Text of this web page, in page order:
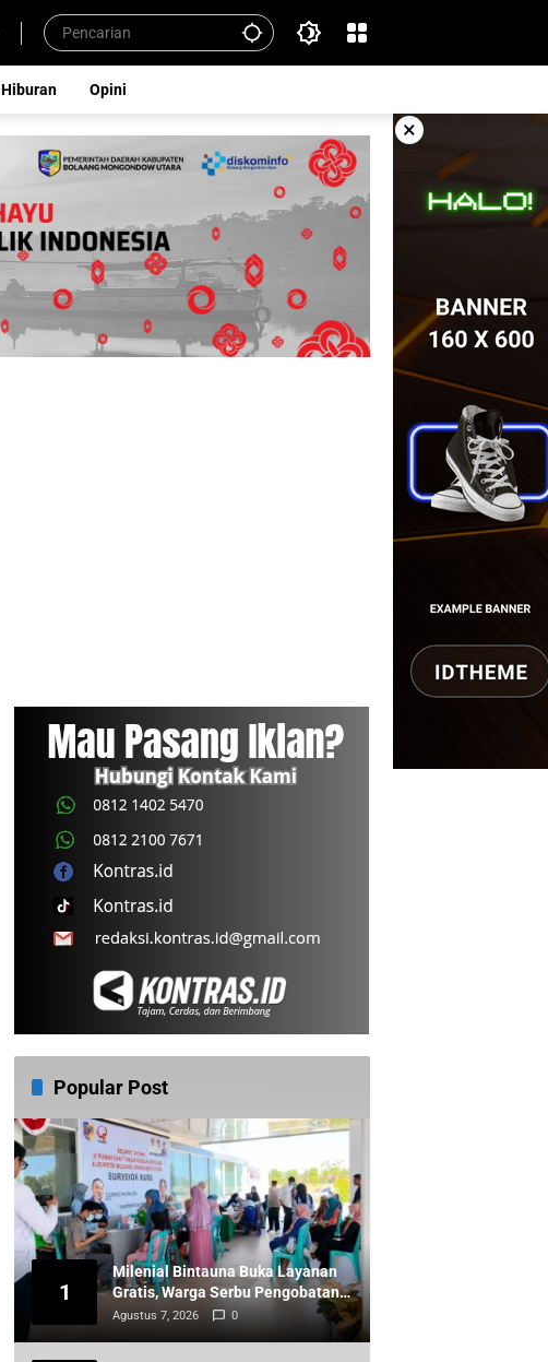
Hiburan Opini
×
Popular Post
1
Milenial Bintauna Buka Layanan
Gratis, Warga Serbu Pengobatan
dan Sunatan
Agustus 7, 2026 0